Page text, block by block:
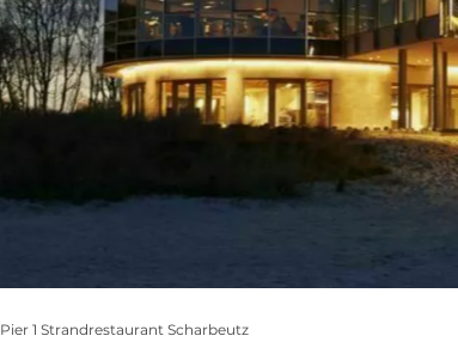
Pier 1 Strandrestaurant Scharbeutz